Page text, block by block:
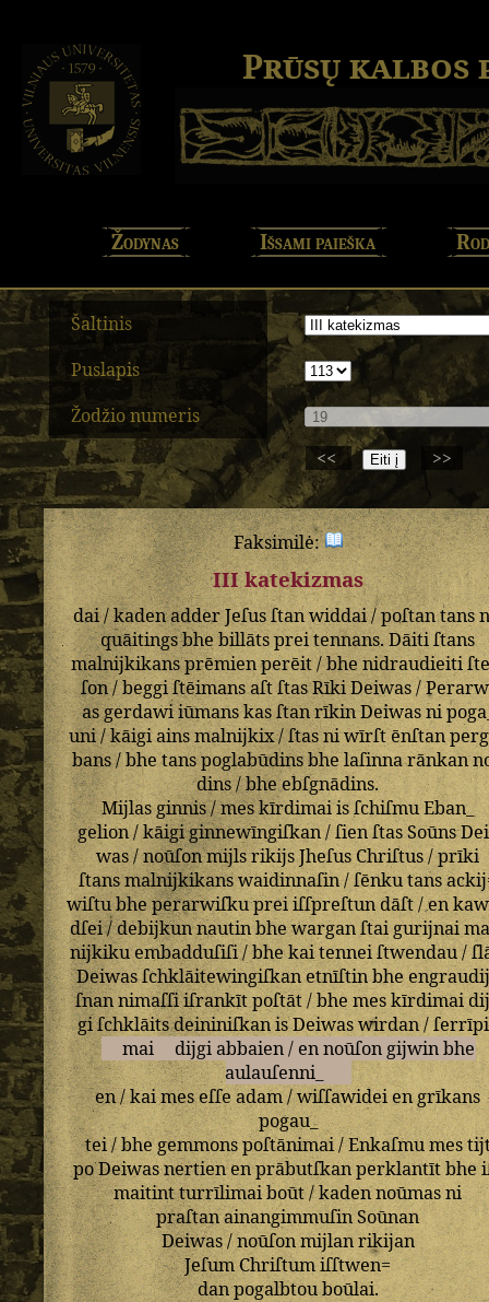
Prūsų kalbos
Žodynas Išsami paieška
Šaltinis
Puslapis
Žodžio numeris
<<
>>
Faksimilė:
III katekizmas
dai/kadenadderJeſusſtanwiddai/poſtantans
quāitingsbhebillāts prei tennans.Dāiti ſtans
malnijkikansprēmienperēit/bhenidraudieiti
ſon/beggiſtēimans aſt ſtasRīkiDeiwas/
asgerdawiiūmanskasſtanrīkinDeiwasni
uni/kāigiainsmalnijkix/ſtasniwīrſtēnſtan
bans/bhe tanspoglabūdinsbhelaſinnarānkan
dins/bheebſgnādins.
Mijlasginnis/meskīrdimaiisſchiſmu Eban_
gelion/kāigiginnewīngiſkan/ſienſtasSoūns
was/noūſonmijls rikijs JheſusChriſtus/prīki
ſtansmalnijkikanswaidinnaſin/ſēnku tans
wiſtubheperarwiſkupreiiſſpreſtundāſt/en
dſei/debijkunnautinbhewargan ſtaigurijnai
nijkikuembadduſiſi/bhekaitenneiſtwendau/
Deiwasſchklāitewingiſkan etnīſtinbhe
ſnan nimaſſiiſrankītpoſtāt/bhemes kīrdimai
giſchklāitsdeininiſkanisDeiwaswirdan/
mai
dijgi abbaien/ en noūſon gijwin bhe
aulauſenni_
en/kaimeseſſe adam/wiſſawideien grīkans
pogau_
tei/bhe gemmonspoſtānimai/Enkaſmumes
poDeiwasnertienenprābutſkanperklantītbhe
maitintturrīlimaiboūt/kadennoūmas ni
praſtanainangimmuſinSoūnan
Deiwas/noūſonmijlanrikijan
JeſumChriſtumiſſtwen=
danpogalbtouboūlai.